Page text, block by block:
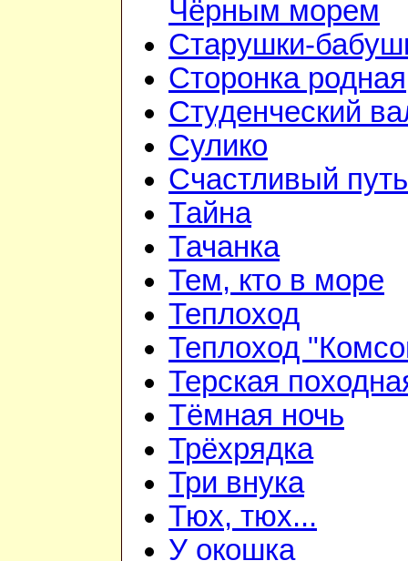
Чёрным морем
Старушки-
Сторонка родная
Студенческий
Сулико
Счастливый путь
Тайна
Тачанка
Тем, кто в море
Теплоход
Теплоход
Терская
Тёмная ночь
Трёхрядка
Три внука
Тюх, тюх...
У окошка